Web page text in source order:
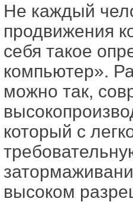
Не каждый
продвижения
себя такое
компьютер».
можно так,
который с
высоком